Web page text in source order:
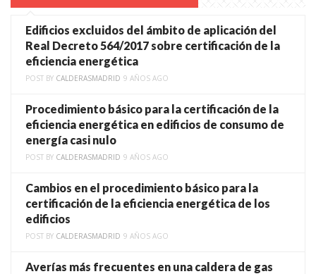
Edificios excluidos del ámbito de aplicación del
Real Decreto 564/2017 sobre certificación de la
eficiencia energética
POST BY CALDERASMADRID 9 AÑOS AGO
Procedimiento básico para la certificación de la
eficiencia energética en edificios de consumo de
energía casi nulo
POST BY CALDERASMADRID 9 AÑOS AGO
Cambios en el procedimiento básico para la
certificación de la eficiencia energética de los
edificios
POST BY CALDERASMADRID 9 AÑOS AGO
Averías más frecuentes en una caldera de gas